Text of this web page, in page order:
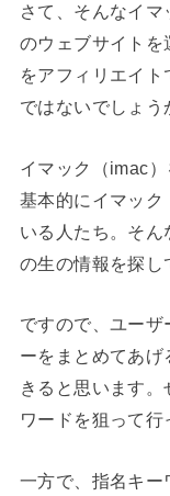
さて、そんなイ
のウェブサイトを
をアフィリエイ
ではないでしょう
イマック（imac
基本的にイマック
いる人たち。そ
の生の情報を探し
ですので、ユーザ
ーをまとめてあ
きると思います
ワードを狙って行
一方で、指名キー